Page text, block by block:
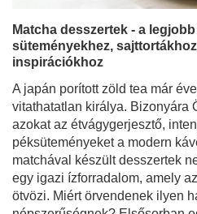
Matcha desszertek - a
süteményekhez,
inspirációkhoz
A japán porított zöld tea már
vitathatatlan királya. Bizonyára
azokat az étvágygerjesztő,
péksüteményeket a modern
matchával készült desszertek
egy igazi ízforradalom, amely
ötvözi. Miért örvendenek ilyen